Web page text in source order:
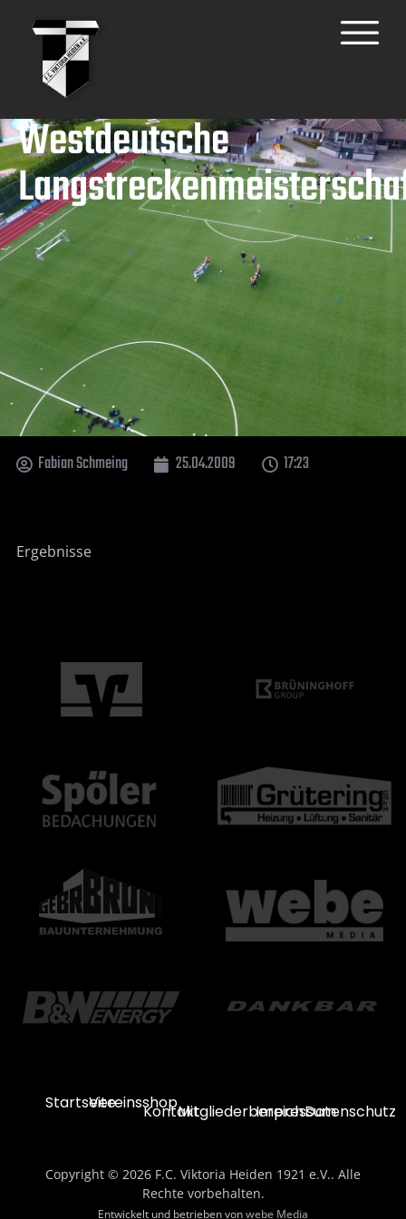
Westdeutsche
Fabian Schmeing 25.04.2009 17:23
Ergebnisse
StartseiteVereinsshop
KontaktMitgliederbereich
ImpressumDatenschutz
Copyright © 2026 F.C. Viktoria Heiden 1921 e.V.. Alle
Rechte vorbehalten.
Entwickelt und betrieben vonwebe Media